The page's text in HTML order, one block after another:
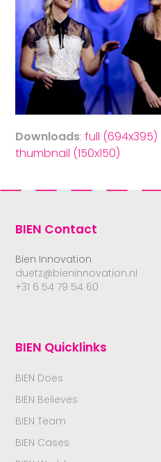
Downloads:full (694x395)
thumbnail (150x150)
BIEN Contact
Bien Innovation
duetz@bieninnovation.nl
+31 6 54 79 54 60
BIEN Quicklinks
BIEN Does
BIEN Believes
BIEN Team
BIEN Cases